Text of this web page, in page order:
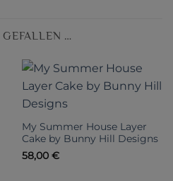
…
My Summer House Layer
Cake by Bunny Hill Designs
58,00 €